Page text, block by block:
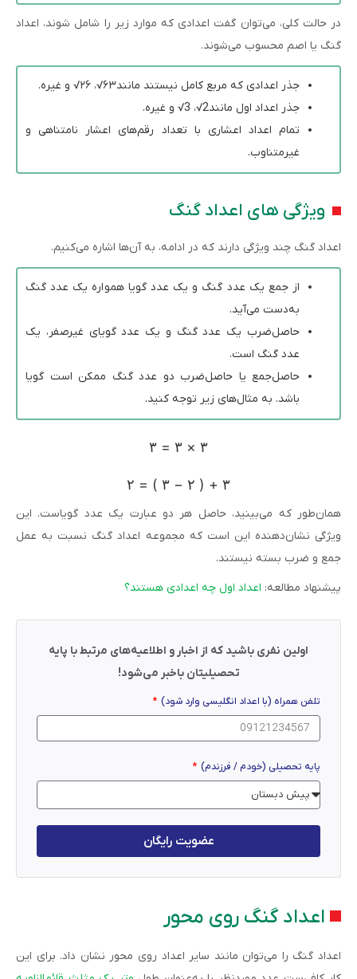
در حالت کلی، می‌توان گفت اعدادی که موارد زیر را شامل شوند، اعداد
گنگ یا اصم محسوب می‌شوند.
جذر اعدادی که مربع کامل نیستند مانند۶۳√، ۲۶√ و غیره.
جذر اعداد اول مانند2√، 3√ و غیره.
تمام اعداد اعشاری با تعداد رقم‌های اعشار نامتناهی و
غیرمتناوب.
ویژگی های اعداد گنگ
اعداد گنگ چند ویژگی دارند که در ادامه، به آن‌ها اشاره می‌کنیم.
از جمع یک عدد گنگ و یک عدد گویا همواره یک عدد گنگ
به‌دست می‌آید.
حاصل‌ضرب یک عدد گنگ و یک عدد گویای غیرصفر، یک
عدد گنگ است.
حاصل‌جمع یا حاصل‌ضرب دو عدد گنگ ممکن است گویا
باشد. به مثال‌های زیر توجه کنید.
۳ × ۳ = ۳
۳ +
( ۲ − ۳ )
= ۲
همان‌طور که می‌بینید، حاصل هر دو عبارت یک عدد گویاست. این
ویژگی نشان‌دهنده این است که مجموعه اعداد گنگ نسبت به عمل
جمع و ضرب بسته نیستند.
پیشنهاد مطالعه: اعداد اول چه اعدادی هستند؟
اولین نفری باشید که از اخبار و اطلاعیه‌های مرتبط با پایه
تحصیلیتان باخبر می‌شود!
تلفن همراه (با اعداد انگلیسی وارد شود)
پایه تحصیلی (خودم / فرزندم)
عضویت رایگان
اعداد گنگ روی محور
اعداد گنگ را می‌توان مانند سایر اعداد روی محور نشان داد. برای این